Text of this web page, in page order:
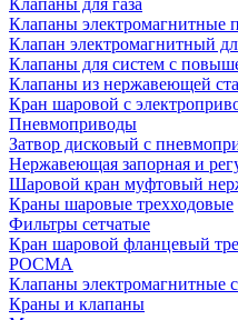
Клапаны для газа
Клапаны электромагнитные
Клапан электромагнитный
Клапаны для систем с
Клапаны из нержавеющей
Кран шаровой с
Пневмоприводы
Затвор дисковый с
Нержавеющая запорная и
Шаровой кран муфтовый
Краны шаровые трехходовые
Фильтры сетчатые
Кран шаровой фланцевый
РОСМА
Клапаны электромагнитные
Краны и клапаны